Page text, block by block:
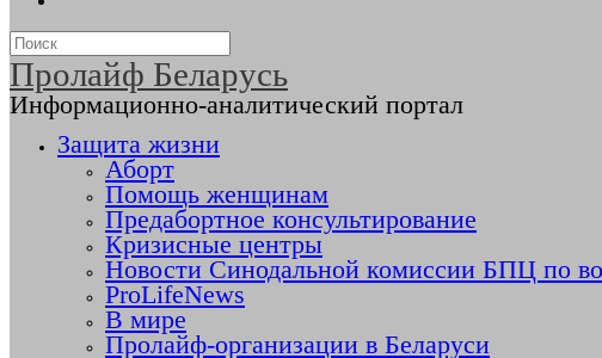
Пролайф Беларусь
Информационно-аналитический портал
Защита жизни
Аборт
Помощь женщинам
Предабортное консультирование
Кризисные центры
Новости Синодальной комиссии БПЦ по
ProLifeNews
В мире
Пролайф-организации в Беларуси